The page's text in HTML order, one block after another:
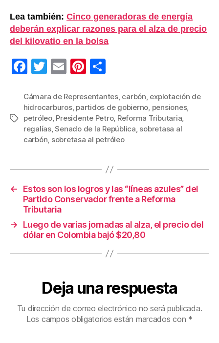
Lea también: Cinco generadoras de energía
deberán explicar razones para el alza de precio
del kilovatio en la bolsa
F
c
e
b
o
k
T
tt
er
E
ail
Pi
er
e
st
m
p
ar
tir
Etiquetas
Cámara de Representantes, carbón, explotación de
hidrocarburos, partidos de gobierno, pensiones,
petróleo, Presidente Petro, Reforma Tributaria,
regalías,Senado de la República, sobretasa al
carbón, sobretasa al petróleo
←
Estos son los logros y las “líneas azules” del
Partido Conservador frente a Reforma
Tributaria
→
Luego de varias jornadas al alza, el precio del
dólar en Colombia bajó $20,80
Deja una respuesta
Tu dirección de correo electrónico no será publicada.
Los campos obligatorios están marcados con *